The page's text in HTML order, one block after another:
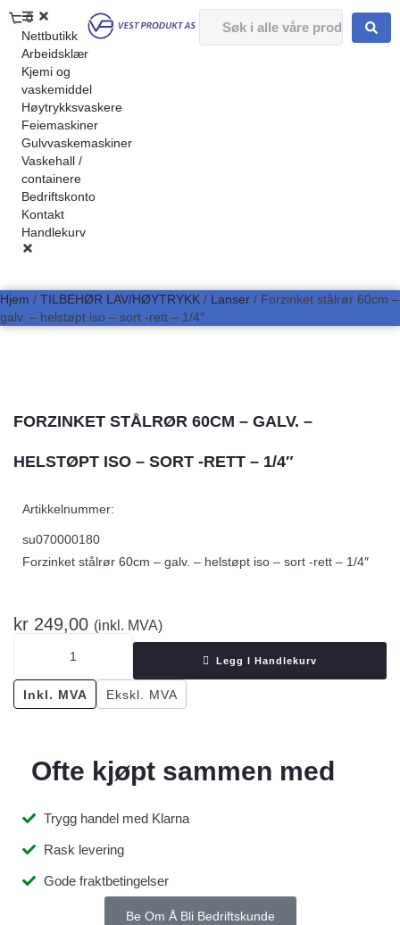
0
Nettbutikk
Arbeidsklær
Kjemi og
vaskemiddel
Høytrykksvaskere
Feiemaskiner
Gulvvaskemaskiner
Vaskehall /
containere
Bedriftskonto
Kontakt
Handlekurv
Hjem / TILBEHØR LAV/HØYTRYKK / Lanser / Forzinket stålrør 60cm –
galv. – helstøpt iso – sort -rett – 1/4″
FORZINKET STÅLRØR 60CM – GALV. –
HELSTØPT ISO – SORT -RETT – 1/4″
Artikkelnummer:
su070000180
Forzinket stålrør 60cm – galv. – helstøpt iso – sort -rett – 1/4″
kr 249,00 (inkl. MVA)
Legg I Handlekurv
Inkl. MVA Ekskl. MVA
Ofte kjøpt sammen med
Trygg handel med Klarna
Rask levering
Gode fraktbetingelser
Be Om Å Bli Bedriftskunde